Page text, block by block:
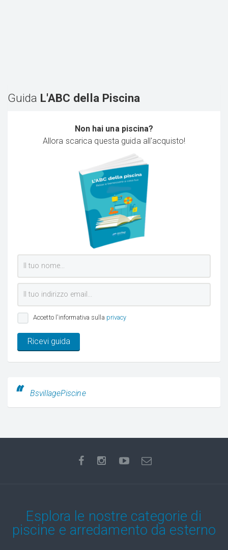
Guida L'ABC della Piscina
Non hai una piscina?
Allora scarica questa guida all'acquisto!
Accetto l'informativa sulla privacy
Ricevi guida
BsvillagePiscine
Esplora le nostre categorie di
piscine e arredamento da esterno